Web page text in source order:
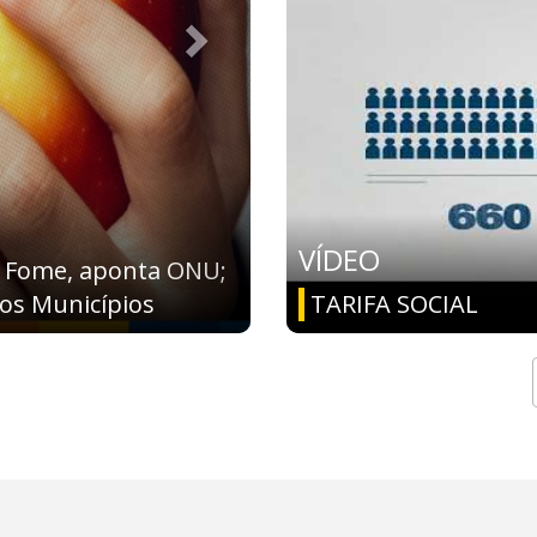
para mapear
municípios
VÍDEO
TARIFA SOCIAL